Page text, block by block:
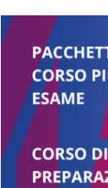
prezzo
originale
era:
€524,00.
Il
attuale
è:
€257,00.